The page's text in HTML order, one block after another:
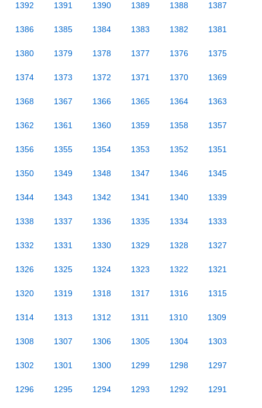
1392 1391 1390 1389 1388 1387
1386 1385 1384 1383 1382 1381
1380 1379 1378 1377 1376 1375
1374 1373 1372 1371 1370 1369
1368 1367 1366 1365 1364 1363
1362 1361 1360 1359 1358 1357
1356 1355 1354 1353 1352 1351
1350 1349 1348 1347 1346 1345
1344 1343 1342 1341 1340 1339
1338 1337 1336 1335 1334 1333
1332 1331 1330 1329 1328 1327
1326 1325 1324 1323 1322 1321
1320 1319 1318 1317 1316 1315
1314 1313 1312 1311 1310 1309
1308 1307 1306 1305 1304 1303
1302 1301 1300 1299 1298 1297
1296 1295 1294 1293 1292 1291